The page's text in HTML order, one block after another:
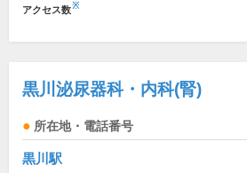
アクセス数※
黒川泌尿器科・内科(腎)
所在地・電話番号
黒川駅